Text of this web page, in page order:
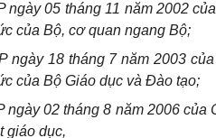
05 tháng 11 năm 2002
của Bộ, cơ quan ngang Bộ;
ngày 18 tháng 7 năm 2003
của Bộ Giáo dục và Đào tạo;
02 tháng 8 năm 2006 của
giáo dục,